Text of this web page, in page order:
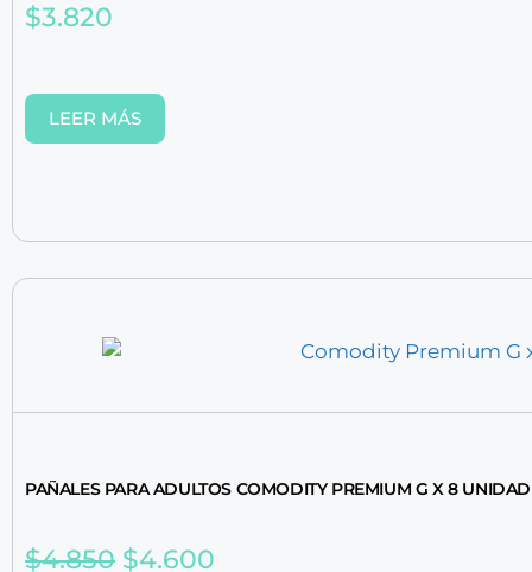
$3.820
LEER MÁS
PAÑALES PARA ADULTOS COMODITY PREMIUM G X 8
$4.850 $4.600